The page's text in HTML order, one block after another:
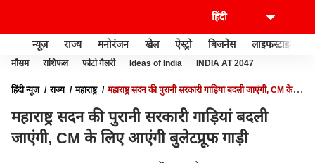
न्यूज़ राज्य मनोरंजन खेल ऐस्ट्रो बिजनेस लाइफस्टाइल
मौसम राशिफल फोटो गैलरी Ideas of India INDIA AT 2047
हिंदी न्यूज़ राज्य महाराष्ट्र
महाराष्ट्र सदन की पुरानी सरकारी गाड़ियां बदली जाएंगी, CM के
महाराष्ट्र सदन की पुरानी सरकारी गाड़ियां बदली
जाएंगी, CM के लिए आएंगी बुलेटप्रूफ गाड़ी